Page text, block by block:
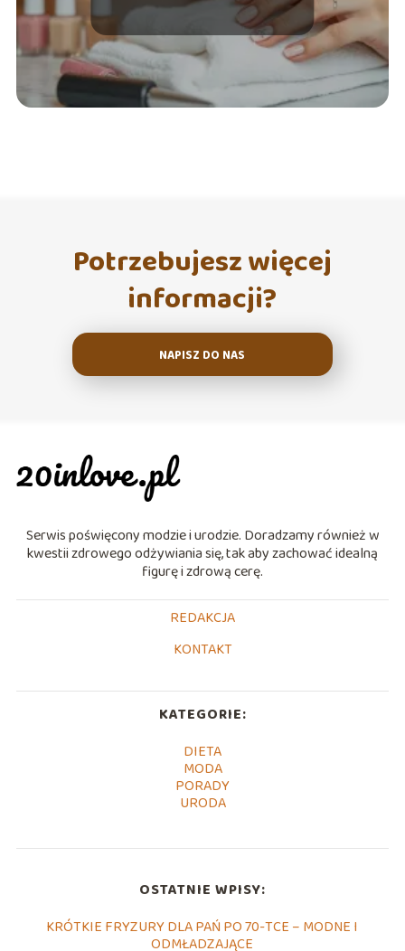
Potrzebujesz więcej
informacji?
NAPISZ DO NAS
Serwis poświęcony modzie i urodzie. Doradzamy również w
kwestii zdrowego odżywiania się, tak aby zachować idealną
figurę i zdrową cerę.
REDAKCJA
KONTAKT
KATEGORIE:
DIETA
MODA
PORADY
URODA
OSTATNIE WPISY:
KRÓTKIE FRYZURY DLA PAŃ PO 70-TCE – MODNE I
ODMŁADZAJĄCE